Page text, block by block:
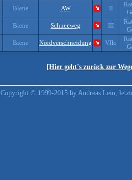
Biene AW II
Biene Schneeweg III
Biene Nordverschneidung VIIc
[Hier geht's zurück zur
Copyright © 1999-2015 by Andreas Lein,